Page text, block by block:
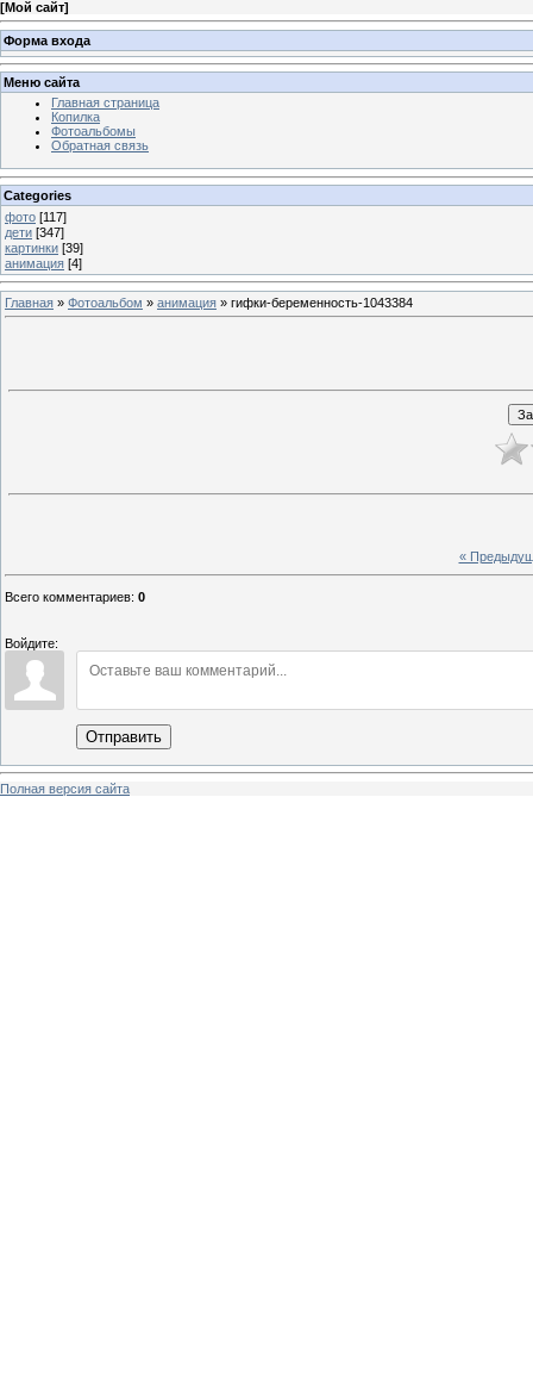
[Мой сайт]
Форма входа
Меню сайта
Главная страница
Копилка
Фотоальбомы
Обратная связь
Categories
фото [117]
дети [347]
картинки [39]
анимация [4]
Главная » Фотоальбом » анимация » гифки-беременность-1043384
«
Всего комментариев: 0
Войдите:
Отправить
Полная версия сайта